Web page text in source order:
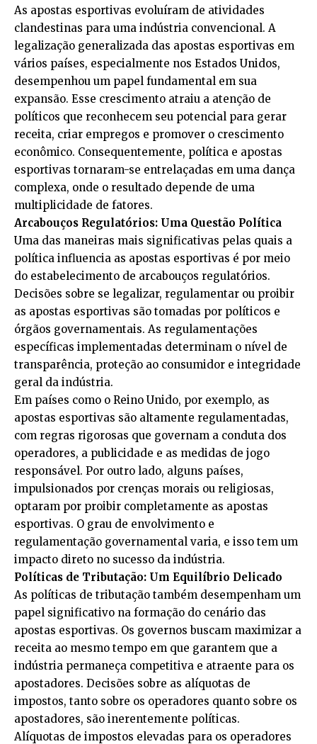
As apostas esportivas evoluíram de atividades
clandestinas para uma indústria convencional. A
legalização generalizada das apostas esportivas em
vários países, especialmente nos Estados Unidos,
desempenhou um papel fundamental em sua
expansão. Esse crescimento atraiu a atenção de
políticos que reconhecem seu potencial para gerar
receita, criar empregos e promover o crescimento
econômico. Consequentemente, política e apostas
esportivas tornaram-se entrelaçadas em uma dança
complexa, onde o resultado depende de uma
multiplicidade de fatores.
Arcabouços Regulatórios: Uma Questão Política
Uma das maneiras mais significativas pelas quais a
política influencia as apostas esportivas é por meio
do estabelecimento de arcabouços regulatórios.
Decisões sobre se legalizar, regulamentar ou proibir
as apostas esportivas são tomadas por políticos e
órgãos governamentais. As regulamentações
específicas implementadas determinam o nível de
transparência, proteção ao consumidor e integridade
geral da indústria.
Em países como o Reino Unido, por exemplo, as
apostas esportivas são altamente regulamentadas,
com regras rigorosas que governam a conduta dos
operadores, a publicidade e as medidas de jogo
responsável. Por outro lado, alguns países,
impulsionados por crenças morais ou religiosas,
optaram por proibir completamente as apostas
esportivas. O grau de envolvimento e
regulamentação governamental varia, e isso tem um
impacto direto no sucesso da indústria.
Políticas de Tributação: Um Equilíbrio Delicado
As políticas de tributação também desempenham um
papel significativo na formação do cenário das
apostas esportivas. Os governos buscam maximizar a
receita ao mesmo tempo em que garantem que a
indústria permaneça competitiva e atraente para os
apostadores. Decisões sobre as alíquotas de
impostos, tanto sobre os operadores quanto sobre os
apostadores, são inerentemente políticas.
Alíquotas de impostos elevadas para os operadores